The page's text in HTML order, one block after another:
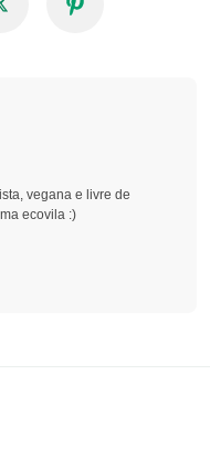
vegana e livre de
ecovila :)